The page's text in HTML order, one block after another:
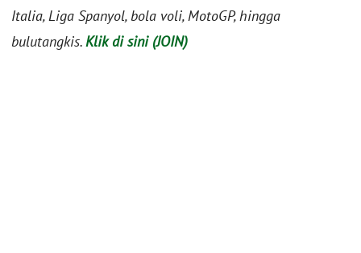
Italia, Liga Spanyol, bola voli, MotoGP, hingga
bulutangkis.Klik di sini (JOIN)